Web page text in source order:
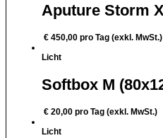
Aputure Storm
€ 450,00 pro Tag (exkl. MwSt.)
Licht
Softbox M
€ 20,00 pro Tag (exkl. MwSt.)
Licht